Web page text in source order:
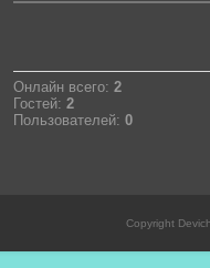
Онлайн всего: 2
Гостей: 2
Пользователей: 0
Copyright